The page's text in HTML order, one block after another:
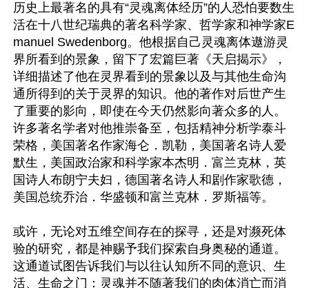
历史上最著名的具有“灵魂离体经历”的人恐怕要数生
活在十八世纪瑞典的著名科学家、哲学家和神学家E
manuel Swedenborg。他根据自己灵魂离体遨游灵
界所看到的景象，留下了宏篇巨著《天启揭示》，
详细描述了他在灵界看到的景象以及与其他生命沟
通所得到的关于灵界的知识。他的著作对后世产生
了重要的影向，即使在今天仍然影向著众多的人。
许多著名学者对他推崇备至，包括精神分析学泰斗
荣格，美国著名作家海仑．凯勒，美国著名诗人爱
默生，美国政治家和科学家本杰明．富兰克林，英
国诗人布朗宁夫妇，德国著名诗人和剧作家歌德，
美国总统乔治．华盛顿和富兰克林．罗斯福等。
或许，无论对五维空间存在的探寻，还是对濒死体
验的研究，都是神赐予我们探索自身奥秘的通道。
这通道试图告诉我们与以往认知所不同的意识、生
活、生命之门：灵魂并不随著我们的肉体消亡而消